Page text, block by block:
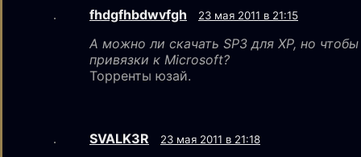
fhdgfhbdwvfgh 23 мая 2011 в 21:15
А можно ли скачать SP3 для XP, но
привязки к Microsoft?
Торренты юзай.
SVALK3R 23 мая 2011 в 21:18